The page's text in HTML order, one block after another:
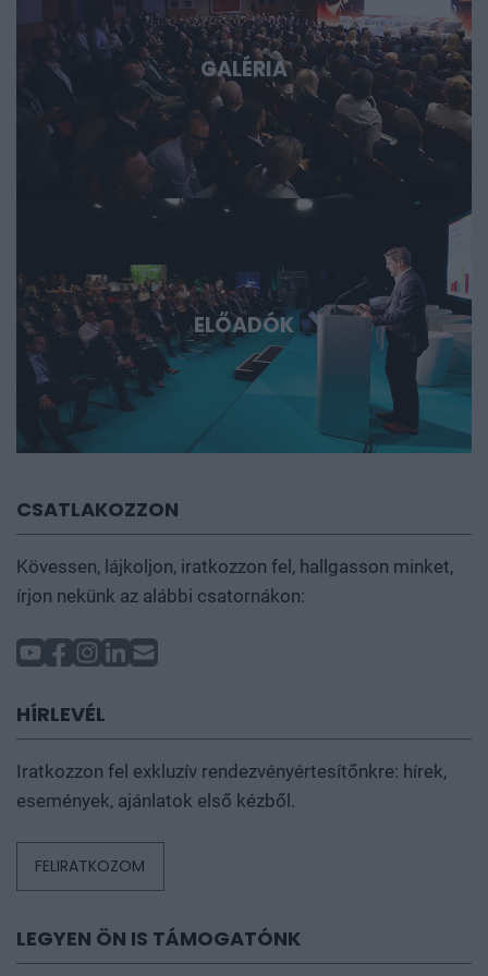
GALÉRIA
ELŐADÓK
CSATLAKOZZON
Kövessen, lájkoljon, iratkozzon fel, hallgasson minket,
írjon nekünk az alábbi csatornákon:
HÍRLEVÉL
Iratkozzon fel exkluzív rendezvényértesítőnkre: hírek,
események, ajánlatok első kézből.
FELIRATKOZOM
LEGYEN ÖN IS TÁMOGATÓNK